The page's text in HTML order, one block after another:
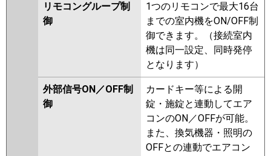
リモコングループ制
御
1つのリモコンで最大16台
までの室内機をON/OFF制
御できます。（接続室内
機は同一設定、同時発停
となります）
外部信号ON／OFF制
御
カードキー等による開
錠・施錠と連動してエア
コンのON／OFFが可能。
また、換気機器・照明の
OFFとの連動でエアコン